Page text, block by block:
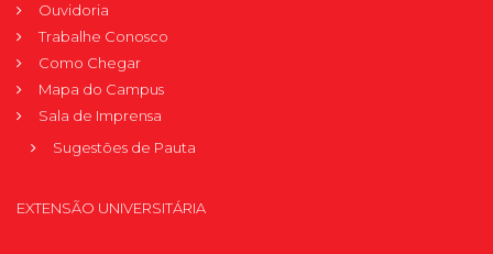
Ouvidoria
Trabalhe Conosco
Como Chegar
Mapa do Campus
Sala de Imprensa
Sugestões de Pauta
EXTENSÃO UNIVERSITÁRIA